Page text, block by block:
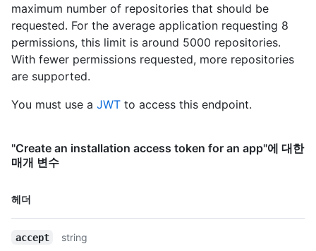
maximum number of repositories that should be
requested. For the average application requesting 8
permissions, this limit is around 5000 repositories.
With fewer permissions requested, more repositories
are supported.
You must use a JWT to access this endpoint.
"Create an installation access token for an app"에 대한
매개 변수
헤더
이름,
accept
string